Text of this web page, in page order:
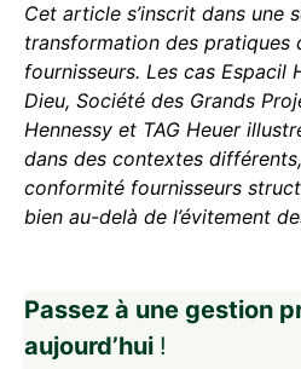
Cet article s’inscrit dans une
transformation des pratiques
fournisseurs. Les cas Espacil
Dieu, Société des Grands
Hennessy et TAG Heuer
dans des contextes
conformité fournisseurs
bien au-delà de l’évitement
Passez à une gestion
aujourd’hui !